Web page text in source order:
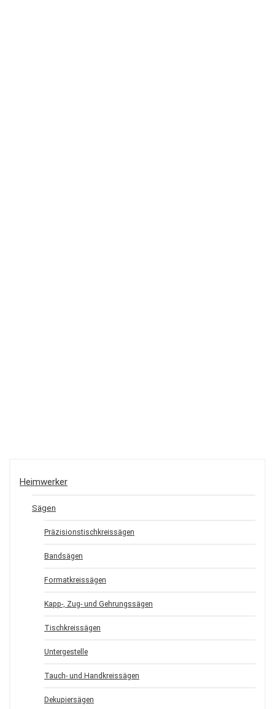
Heimwerker
Sägen
Präzisionstischkreissägen
Bandsägen
Formatkreissägen
Kapp-, Zug- und Gehrungssägen
Tischkreissägen
Untergestelle
Tauch- und Handkreissägen
Dekupiersägen